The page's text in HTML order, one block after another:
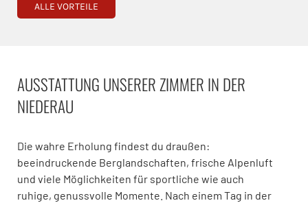
ALLE VORTEILE
AUSSTATTUNG UNSERER ZIMMER IN DER
NIEDERAU
Die wahre Erholung findest du draußen:
beeindruckende Berglandschaften, frische Alpenluft
und viele Möglichkeiten für sportliche wie auch
ruhige, genussvolle Momente. Nach einem Tag in der